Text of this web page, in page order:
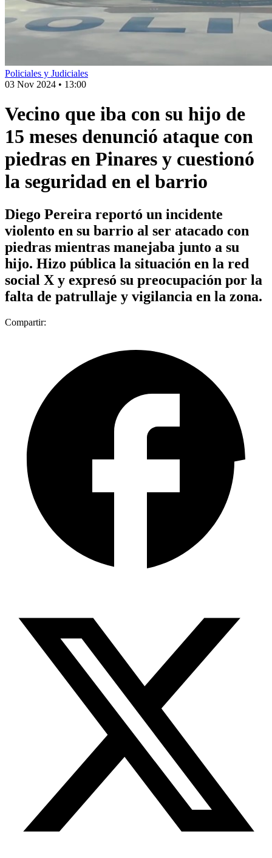
Policiales y Judiciales
03 Nov 2024 • 13:00
Vecino que iba con su hijo de
15 meses denunció ataque con
piedras en Pinares y cuestionó
la seguridad en el barrio
Diego Pereira reportó un incidente
violento en su barrio al ser atacado con
piedras mientras manejaba junto a su
hijo. Hizo pública la situación en la red
social X y expresó su preocupación por la
falta de patrullaje y vigilancia en la zona.
Compartir: